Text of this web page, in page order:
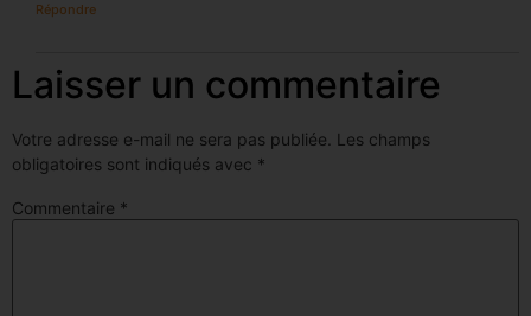
Répondre
Laisser un commentaire
Votre adresse e-mail ne sera pas publiée. Les champs
obligatoires sont indiqués avec *
Commentaire *